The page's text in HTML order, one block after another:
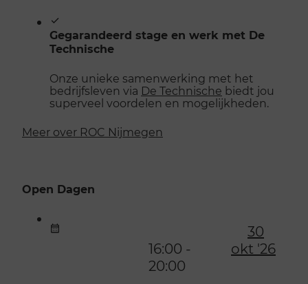
Gegarandeerd stage en werk met De
Technische
Onze unieke samenwerking met het
bedrijfsleven via De Technische biedt jou
superveel voordelen en mogelijkheden.
Meer over ROC Nijmegen
Open Dagen
30
okt '26
16:00 -
20:00